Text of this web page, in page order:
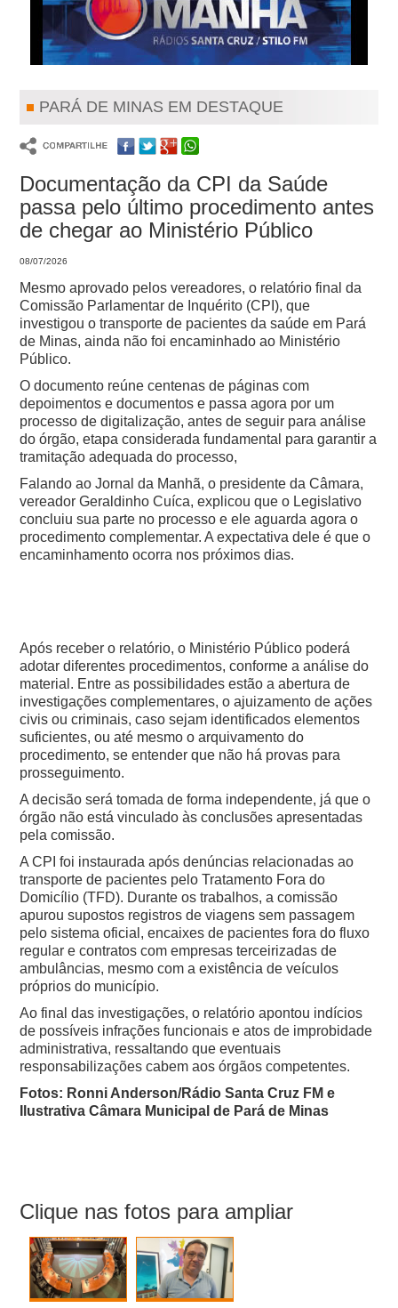
PARÁ DE MINAS EM DESTAQUE
Documentação da CPI da Saúde
passa pelo último procedimento antes
de chegar ao Ministério Público
08/07/2026
Mesmo aprovado pelos vereadores, o relatório final da
Comissão Parlamentar de Inquérito (CPI), que
investigou o transporte de pacientes da saúde em Pará
de Minas, ainda não foi encaminhado ao Ministério
Público.
O documento reúne centenas de páginas com
depoimentos e documentos e passa agora por um
processo de digitalização, antes de seguir para análise
do órgão, etapa considerada fundamental para garantir a
tramitação adequada do processo,
Falando ao Jornal da Manhã, o presidente da Câmara,
vereador Geraldinho Cuíca, explicou que o Legislativo
concluiu sua parte no processo e ele aguarda agora o
procedimento complementar. A expectativa dele é que o
encaminhamento ocorra nos próximos dias.
Após receber o relatório, o Ministério Público poderá
adotar diferentes procedimentos, conforme a análise do
material. Entre as possibilidades estão a abertura de
investigações complementares, o ajuizamento de ações
civis ou criminais, caso sejam identificados elementos
suficientes, ou até mesmo o arquivamento do
procedimento, se entender que não há provas para
prosseguimento.
A decisão será tomada de forma independente, já que o
órgão não está vinculado às conclusões apresentadas
pela comissão.
A CPI foi instaurada após denúncias relacionadas ao
transporte de pacientes pelo Tratamento Fora do
Domicílio (TFD). Durante os trabalhos, a comissão
apurou supostos registros de viagens sem passagem
pelo sistema oficial, encaixes de pacientes fora do fluxo
regular e contratos com empresas terceirizadas de
ambulâncias, mesmo com a existência de veículos
próprios do município.
Ao final das investigações, o relatório apontou indícios
de possíveis infrações funcionais e atos de improbidade
administrativa, ressaltando que eventuais
responsabilizações cabem aos órgãos competentes.
Fotos: Ronni Anderson/Rádio Santa Cruz FM e
Ilustrativa Câmara Municipal de Pará de Minas
Clique nas fotos para ampliar